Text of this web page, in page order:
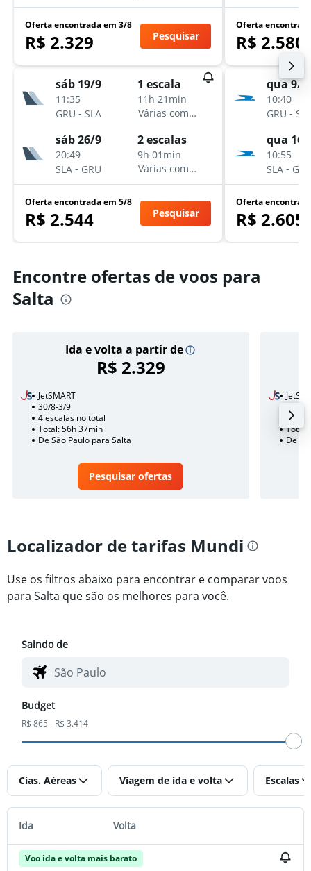
Oferta encontrada em 3/8
R$ 2.329 Pesquisar
sáb 19/9
11:35
GRU - SLA
1 escala
11h 21min
Várias companhias aéreas
sáb 26/9
20:49
SLA - GRU
2 escalas
9h 01min
Várias companhias aéreas
Oferta encontrada em 5/8
R$ 2.544 Pesquisar
Oferta
R$ 2.580
qua 9/
10:40
GRU -
qua 16/
10:55
SLA -
Oferta
R$ 2.605
Encontre ofertas de voos para
Salta
Ida e volta a partir de
R$ 2.329
JetSMART
30/8-3/9
4 escalas no total
Total: 56h 37min
De São Paulo para Salta
Pesquisar ofertas
2
Total:
De
Localizador de tarifas Mundi
Use os filtros abaixo para encontrar e comparar voos
para Salta que são os melhores para você.
Saindo de
Budget
R$ 865 - R$ 3.414
Cias. Aéreas Viagem de ida e volta Escalas
Ida Volta
Voo ida e volta mais barato